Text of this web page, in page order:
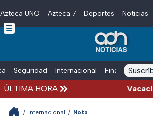
Skip to main content
Azteca UNO Azteca 7 Deportes Noticias
Seguridad Internacional Finanzas
ÚLTIMA HORA
/ Internacional / Nota